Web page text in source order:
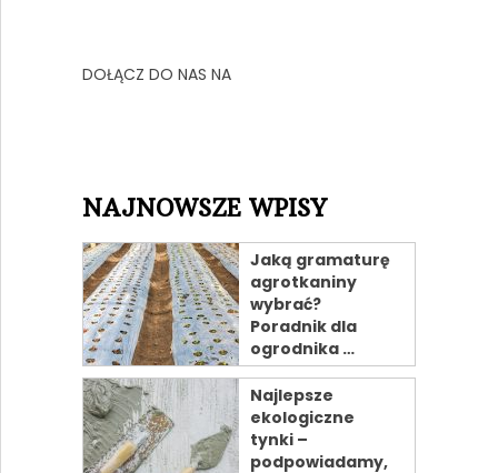
DOŁĄCZ DO NAS NA
NAJNOWSZE WPISY
Jaką gramaturę
agrotkaniny
wybrać?
Poradnik dla
ogrodnika …
Najlepsze
ekologiczne
tynki –
podpowiadamy,